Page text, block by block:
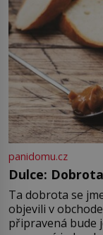
panidomu.cz
Dulce:
Ta dobrota se
objevili v
připravená bude